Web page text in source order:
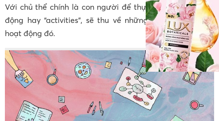
Với chủ thể chính là con người để thực hiện những hoạt
động hay “activities”, sẽ thu về những lợi ích từ những
hoạt động đó.